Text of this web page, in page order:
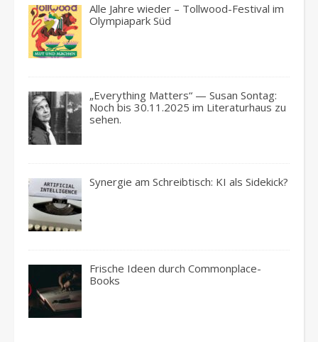
Alle Jahre wieder – Tollwood-Festival im
Olympiapark Süd
„Everything Matters“ — Susan Sontag:
Noch bis 30.11.2025 im Literaturhaus zu
sehen.
Synergie am Schreibtisch: KI als Sidekick?
Frische Ideen durch Commonplace-
Books